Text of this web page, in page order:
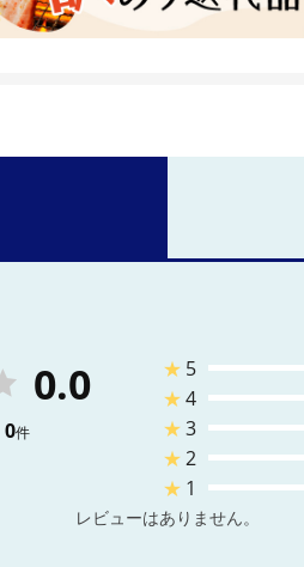
0.0
0件
★ 5
★4
★3
★2
★ 1
レビューはありません。